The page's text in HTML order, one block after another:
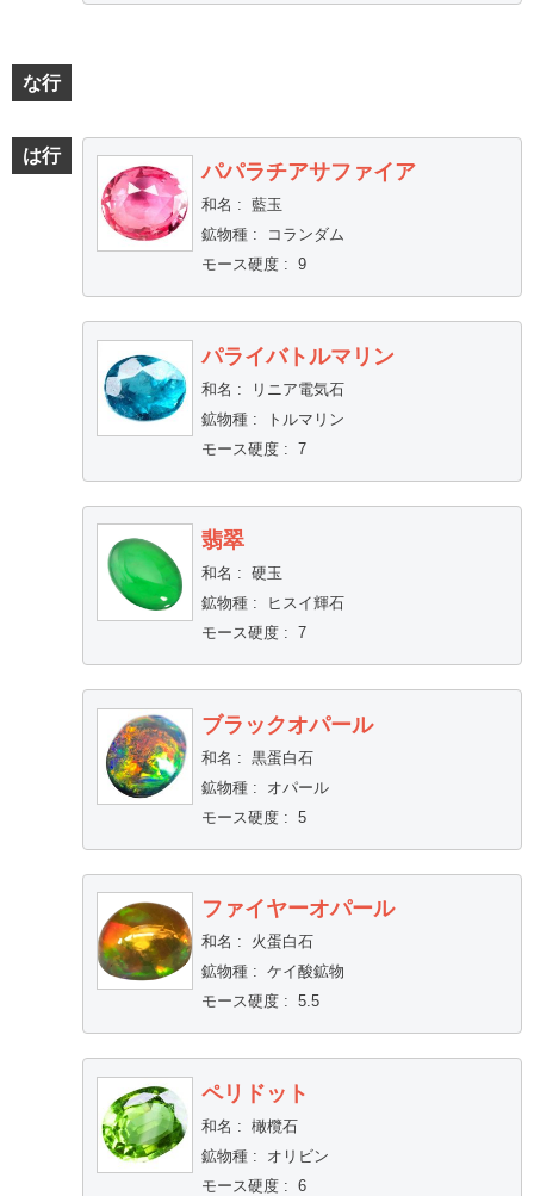
な行
は行
パパラチアサファイア
和名 : 藍玉
鉱物種:
コランダム
モース硬度: 9
パライバトルマリン
和名 :
リニア電気石
鉱物種:
トルマリン
モース硬度: 7
翡翠
和名 : 硬玉
鉱物種:
ヒスイ輝石
モース硬度: 7
ブラックオパール
和名 : 黒蛋白石
鉱物種:
オパール
モース硬度: 5
ファイヤーオパール
和名 :
火蛋白石
鉱物種: ケイ酸鉱物
モース硬度: 5.5
ペリドット
和名 : 橄欖石
鉱物種:
オリビン
モース硬度: 6